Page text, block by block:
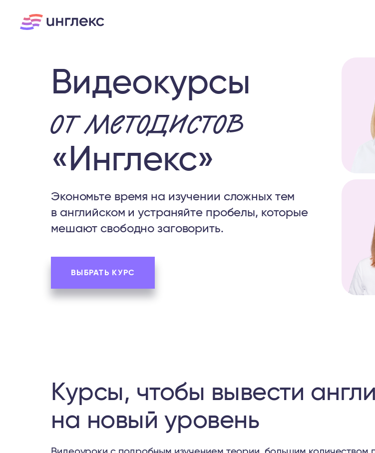
Видеокурсы
от методистов
«Инглекс»
Экономьте время на изучении сложных тем
в английском и устраняйте пробелы, которые
мешают свободно заговорить.
ВЫБРАТЬ КУРС
Курсы, чтобы вывести
на новый уровень